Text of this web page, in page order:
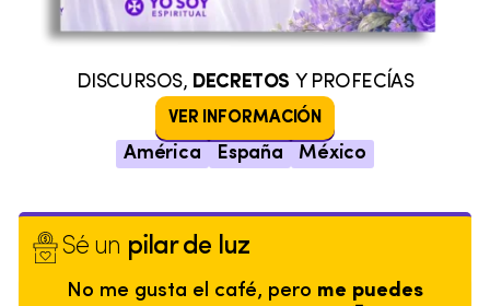
DISCURSOS, DECRETOS Y PROFECÍAS
VER INFORMACIÓN
América España México
Sé un pilar de luz
No me gusta el café, pero me puedes